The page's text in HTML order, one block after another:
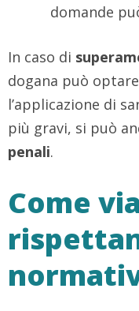
domande
In caso di
dogana può
l’applicazione di
più gravi, si può
penali.
Come